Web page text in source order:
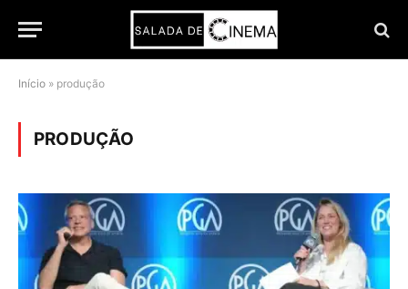
Início » produção
PRODUÇÃO